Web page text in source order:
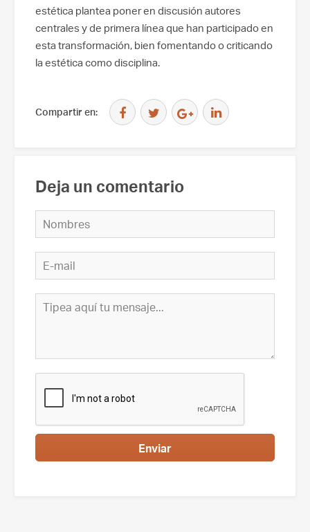
estética plantea poner en discusión autores
centrales y de primera línea que han participado en
esta transformación, bien fomentando o criticando
la estética como disciplina.
Compartir en:
Deja un comentario
Enviar